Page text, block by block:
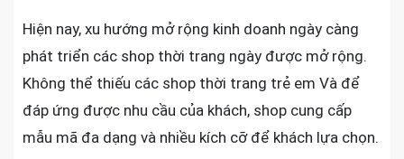
Hiện nay, xu hướng mở rộng kinh doanh ngày càng
phát triển các shop thời trang ngày được mở rộng.
Không thể thiếu các shop thời trang trẻ em Và để
đáp ứng được nhu cầu của khách, shop cung cấp
mẫu mã đa dạng và nhiều kích cỡ để khách lựa chọn.